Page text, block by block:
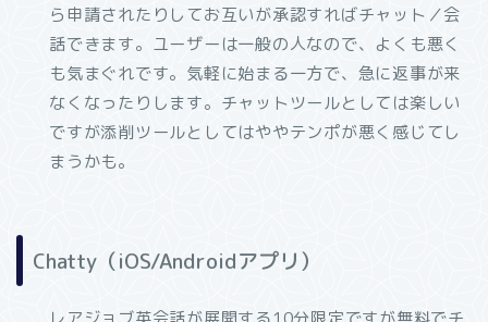
ら申請されたりしてお互いが承認すればチャット／会
話できます。ユーザーは一般の人なので、よくも悪く
も気まぐれです。気軽に始まる一方で、急に返事が来
なくなったりします。チャットツールとしては楽しい
ですが添削ツールとしてはややテンポが悪く感じてし
まうかも。
Chatty（iOS/Androidアプリ）